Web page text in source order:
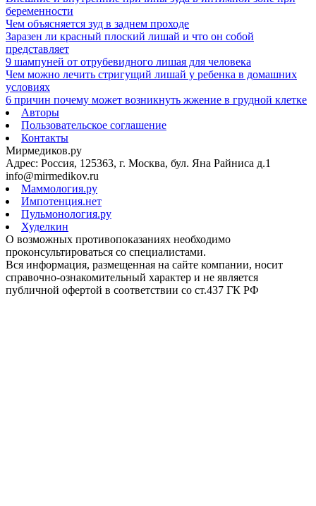
беременности
Чем объясняется зуд в заднем проходе
Заразен ли красный плоский лишай и что он собой
представляет
9 шампуней от отрубевидного лишая для человека
Чем можно лечить стригущий лишай у ребенка в домашних
условиях
6 причин почему может возникнуть жжение в грудной клетке
Авторы
Пользовательское соглашение
Контакты
Мирмедиков.ру
Адрес: Россия, 125363, г. Москва, бул. Яна Райниса д.1
info@mirmedikov.ru
Маммология.ру
Импотенция.нет
Пульмонология.ру
Худелкин
О возможных противопоказаниях необходимо
проконсультироваться со специалистами.
Вся информация, размещенная на сайте компании, носит
справочно-ознакомительный характер и не является
публичной офертой в соответствии со ст.437 ГК РФ